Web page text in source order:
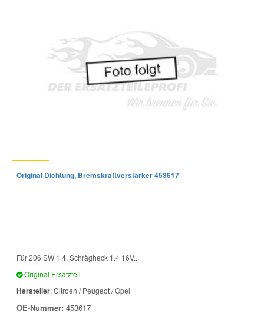
Original Dichtung, Bremskraftverstärker 453617
Für 206 SW 1.4, Schrägheck 1.4 16V...
Original Ersatzteil
Hersteller: Citroen / Peugeot / Opel
OE-Nummer: 453617